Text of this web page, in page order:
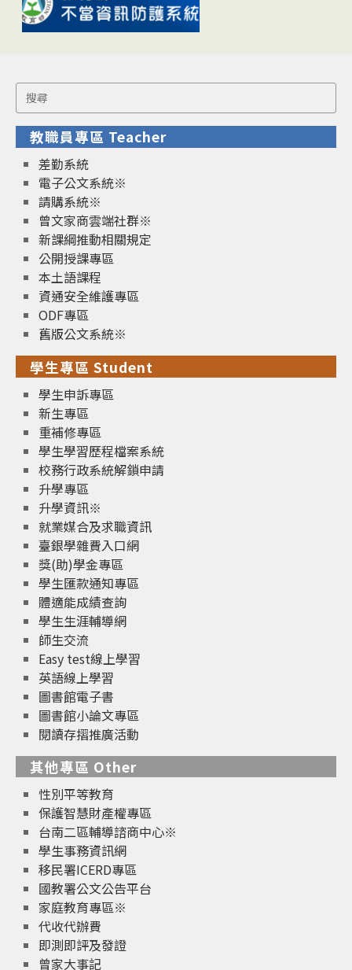
Search
for:
教職員專區 Teacher
差勤系統
電子公文系統※
請購系統※
曾文家商雲端社群※
新課綱推動相關規定
公開授課專區
本土語課程
資通安全維護專區
ODF專區
舊版公文系統※
學生專區 Student
學生申訴專區
新生專區
重補修專區
學生學習歷程檔案系統
校務行政系統解鎖申請
升學專區
升學資訊※
就業媒合及求職資訊
臺銀學雜費入口網
獎(助)學金專區
學生匯款通知專區
體適能成績查詢
學生生涯輔導網
師生交流
Easy test線上學習
英語線上學習
圖書館電子書
圖書館小論文專區
閱讀存摺推廣活動
其他專區 Other
性別平等教育
保護智慧財產權專區
台南二區輔導諮商中心※
學生事務資訊網
移民署ICERD專區
國教署公文公告平台
家庭教育專區※
代收代辦費
即測即評及發證
曾家大事記